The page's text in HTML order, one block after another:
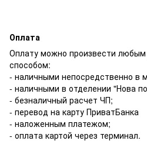
Оплата
Оплату можно произвести
способом:
- наличными непосредственно в
- наличными в отделении "Нова
- безналичный расчет ЧП;
- перевод на карту ПриватБанка
- наложенным платежом;
- оплата картой через терминал.